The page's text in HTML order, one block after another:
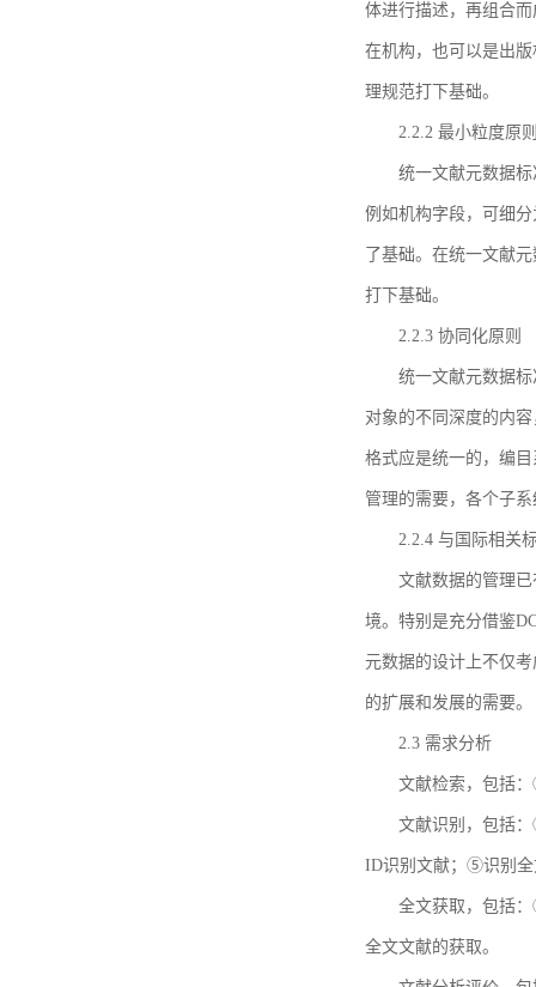
体进行描述，再组合
在机构，也可以是出
理规范打下基础。
2.2.2 最小粒度原
统一文献元数据
例如机构字段，可细
了基础。在统一文献
打下基础。
2.2.3 协同化原则
统一文献元数据
对象的不同深度的内
格式应是统一的，编
管理的需要，各个子
2.2.4 与国际相关
文献数据的管理
境。特别是充分借鉴
元数据的设计上不仅
的扩展和发展的需要。
2.3 需求分析
文献检索，包括
文献识别，包括
ID识别文献；⑤识别全
全文获取，包括
全文文献的获取。